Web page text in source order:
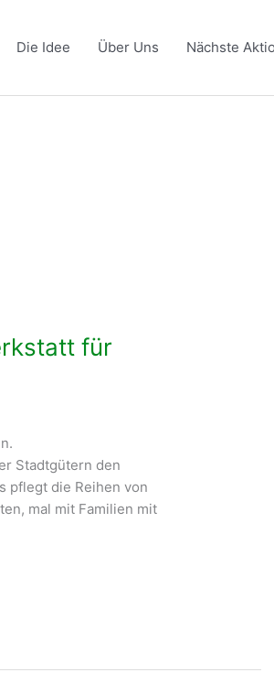
Die Idee Über Uns Nächste
für
Stadtgütern den
pflegt die Reihen von
mal mit Familien mit